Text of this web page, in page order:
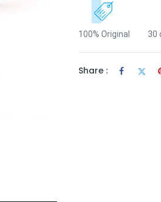
100% Original 30
Share :